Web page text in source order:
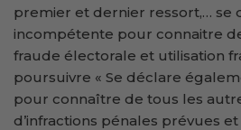
premier et dernier ressort,… se
incompétente pour connaitre
fraude électorale et utilisation
poursuivre « Se déclare
pour connaître de tous les
d’infractions pénales prévues